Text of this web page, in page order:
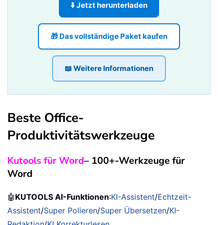
⬇️ Jetzt herunterladen
🎁 Das vollständige Paket kaufen
📖 Weitere Informationen
Beste Office-
Produktivitätswerkzeuge
Kutools für Word– 100+-Werkzeuge für
Word
🤖 KUTOOLS AI-Funktionen:KI-Assistent/Echtzeit-
Assistent/Super Polieren/Super Übersetzen/KI-